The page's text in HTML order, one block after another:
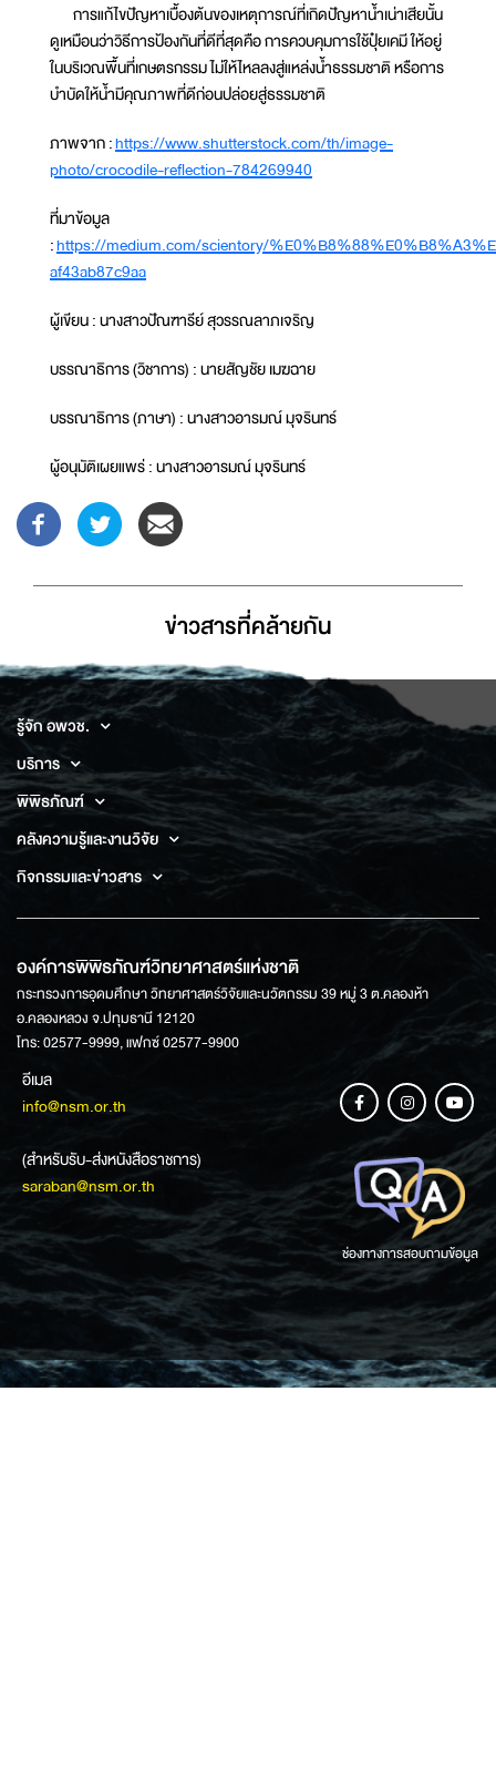
การแก้ไขปัญหาเบื้องต้นของเหตุการณ์ที่เกิดปัญหาน้ำเน่าเสียนั้น
ดูเหมือนว่าวิธีการป้องกันที่ดีที่สุดคือ การควบคุมการใช้ปุ๋ยเคมี ให้อยู่
ในบริเวณพื้นที่เกษตรกรรม ไม่ให้ไหลลงสู่แหล่งน้ำธรรมชาติ หรือการ
บำบัดให้น้ำมีคุณภาพที่ดีก่อนปล่อยสู่ธรรมชาติ
ภาพจาก :https://www.shutterstock.com/th/image-
photo/crocodile-reflection-784269940
ที่มาข้อมูล
:https://medium.com/scientory/
af43ab87c9aa
ผู้เขียน : นางสาวปัณฑารีย์ สุวรรณลาภเจริญ
บรรณาธิการ (วิชาการ) : นายสัญชัย เมฆฉาย
บรรณาธิการ (ภาษา) : นางสาวอารมณ์ มุจรินทร์
ผู้อนุมัติเผยแพร่ : นางสาวอารมณ์ มุจรินทร์
ข่าวสารที่่คล้ายกัน
รู้จัก อพวช.
บริการ
พิพิธภัณฑ์
คลังความรู้และงานวิจัย
กิจกรรมและข่าวสาร
องค์การพิพิธภัณฑ์วิทยาศาสตร์แห่งชาติ
กระทรวงการอุดมศึกษา วิทยาศาสตร์วิจัยและนวัตกรรม 39 หมู่ 3 ต.คลองห้า
อ.คลองหลวง จ.ปทุมธานี 12120
โทร: 02577-9999, แฟกซ์ 02577-9900
อีเมล
info@nsm.or.th
(สำหรับรับ-ส่งหนังสือราชการ)
saraban@nsm.or.th
ช่องทางการสอบถามข้อมูล